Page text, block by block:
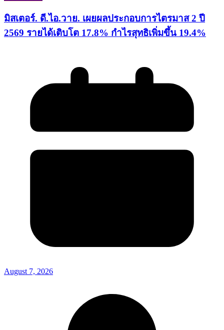
มิสเตอร์. ดี.ไอ.วาย. เผยผลประกอบการไตรมาส 2 ปี
2569 รายได้เติบโต 17.8% กำไรสุทธิเพิ่มขึ้น 19.4%
August 7, 2026